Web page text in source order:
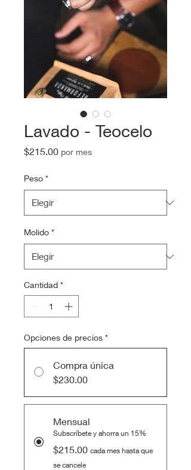
Lavado - Teocelo
$215.00Precio
por mes
Peso *
Molido *
Cantidad *
Opciones de precios *
Compra única
$230.00
Mensual
Subscríbete y ahorra un 15%
$215.00 cada mes hasta que
se cancele